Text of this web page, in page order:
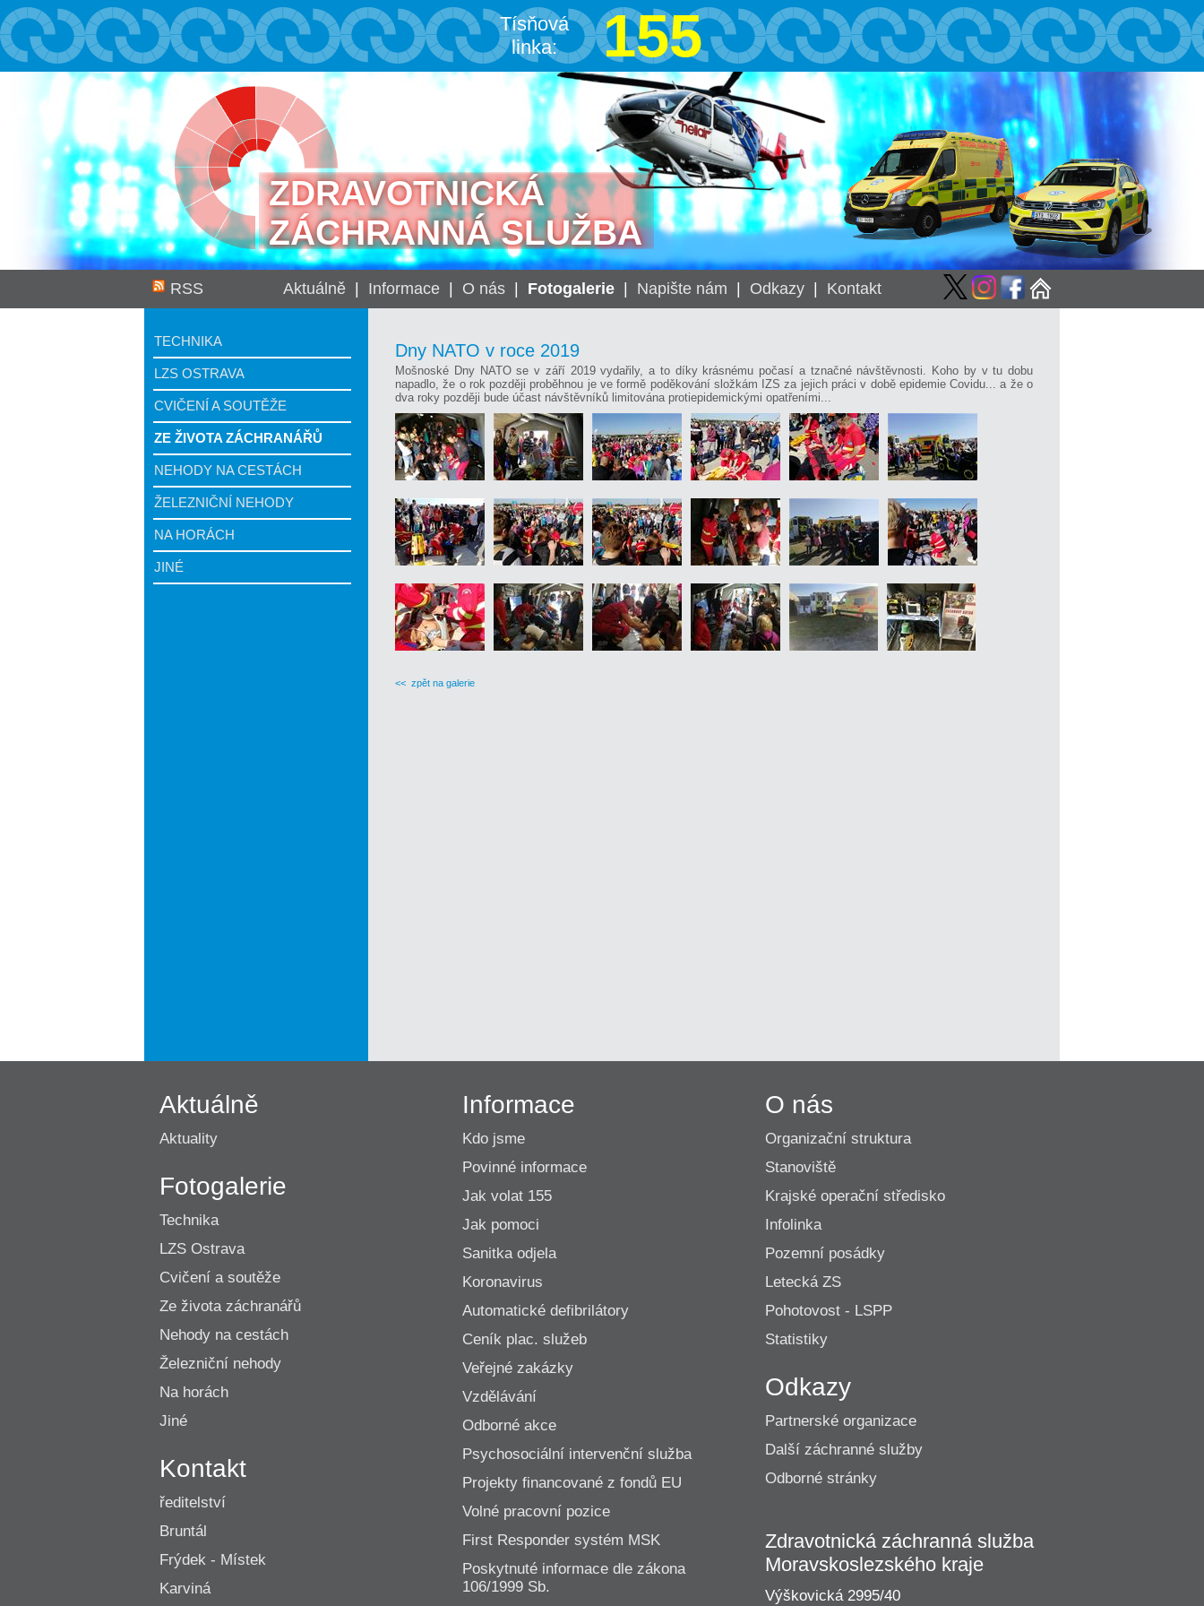
Tísňová
linka:
155
ZDRAVOTNICKÁ
ZÁCHRANNÁ SLUŽBA
RSS Aktuálně| Informace| O nás| Fotogalerie| Napište nám Odkazy| Kontakt
TECHNIKA
LZS OSTRAVA
CVIČENÍ A SOUTĚŽE
ZE ŽIVOTA ZÁCHRANÁŘŮ
NEHODY NA CESTÁCH
ŽELEZNIČNÍ NEHODY
NA HORÁCH
JINÉ
Dny NATO v roce 2019
Mošnoské Dny NATO se v září 2019 vydařily, a to díky krásnému počasí a tznačné návštěvnosti. Koho by v tu dobu
napadlo, že o rok později proběhnou je ve formě poděkování složkám IZS za jejich práci v době epidemie Covidu... a že o
dva roky později bude účast návštěvníků limitována protiepidemickými opatřeními...
<< zpět na galerie
Aktuálně
Aktuality
Fotogalerie
Technika
LZS Ostrava
Cvičení a soutěže
Ze života záchranářů
Nehody na cestách
Železniční nehody
Na horách
Jiné
Kontakt
ředitelství
Bruntál
Frýdek - Místek
Karviná
Informace
Kdo jsme
Povinné informace
Jak volat 155
Jak pomoci
Sanitka odjela
Koronavirus
Automatické defibrilátory
Ceník plac. služeb
Veřejné zakázky
Vzdělávání
Odborné akce
Psychosociální intervenční služba
Projekty financované z fondů EU
Volné pracovní pozice
First Responder systém MSK
Poskytnuté informace dle zákona
106/1999 Sb.
O nás
Organizační struktura
Stanoviště
Krajské operační středisko
Infolinka
Pozemní posádky
Letecká ZS
Pohotovost - LSPP
Statistiky
Odkazy
Partnerské organizace
Další záchranné služby
Odborné stránky
Zdravotnická záchranná služba
Moravskoslezského kraje
Výškovická 2995/40